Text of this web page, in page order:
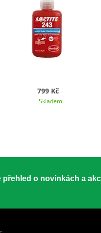
799 Kč
Skladem
přehled o novinkách a